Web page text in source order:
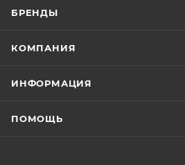
БРЕНДЫ
КОМПАНИЯ
ИНФОРМАЦИЯ
ПОМОЩЬ